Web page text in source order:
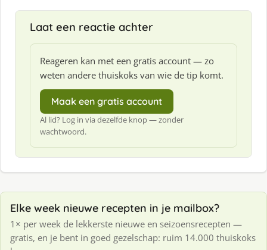
Laat een reactie achter
Reageren kan met een gratis account — zo
weten andere thuiskoks van wie de tip komt.
Maak een gratis account
Al lid? Log in via dezelfde knop — zonder
wachtwoord.
Elke week nieuwe recepten in je mailbox?
1× per week de lekkerste nieuwe en seizoensrecepten —
gratis, en je bent in goed gezelschap: ruim 14.000 thuiskoks